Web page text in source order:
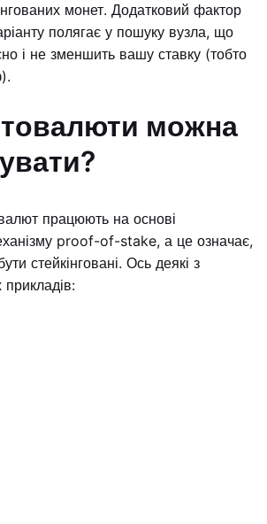
монет. Додатковий фактор
полягає у пошуку вузла, що
і не зменшить вашу ставку (тобто
можна
працюють на основі
proof-of-stake, а це означає,
стейкінговані. Ось деякі з